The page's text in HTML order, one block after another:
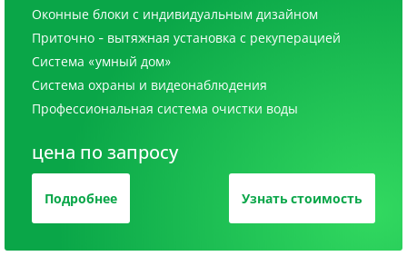
Оконные блоки с индивидуальным дизайном
Приточно - вытяжная установка с рекуперацией
Система «умный дом»
Система охраны и видеонаблюдения
Профессиональная система очистки воды
цена по запросу
Подробнее Узнать стоимость